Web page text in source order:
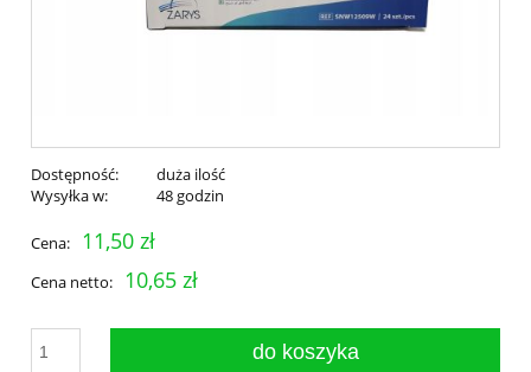
Dostępność:
duża ilość
Wysyłka w:
48 godzin
Cena: 11,50 zł
Cena netto: 10,65 zł
do koszyka